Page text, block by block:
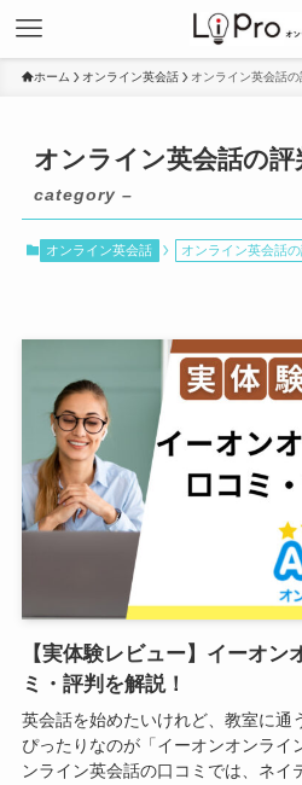
ホーム オンライン英会話 オンライン英会話の
オンライン英会話の評
category –
オンライン英会話 オンライン英会話
【実体験レビュー】イーオン
ミ・評判を解説！
英会話を始めたいけれど、教室に通
ぴったりなのが「イーオンオンライ
ンライン英会話の口コミでは、ネイ